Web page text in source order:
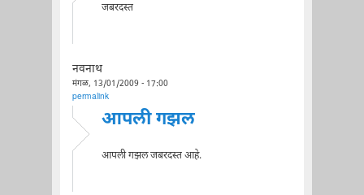
जबरदस्त
नवनाथ
मंगळ, 13/01/2009 - 17:00
permalink
आपली गझल
आपली गझल जबरदस्त आहे.